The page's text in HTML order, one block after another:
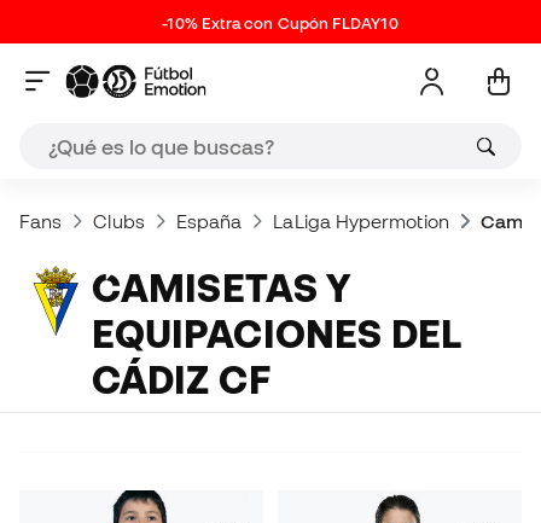
-10% Extra con Cupón FLDAY10
Fans Clubs España LaLiga Hypermotion
CAMISETAS Y
EQUIPACIONES DEL
CÁDIZ CF